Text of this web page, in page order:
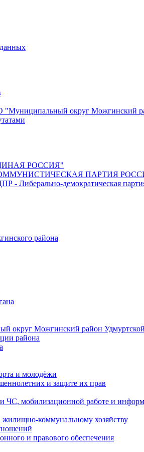
"Муниципальный округ Можгинский
РОССИЯ"
"КОММУНИСТИЧЕСКАЯ ПАРТИЯ
- Либерально-демократическая
района
округ Можгинский район
района
и молодёжи
и защите их прав
ЧС, мобилизационной работе и
жилищно-коммунальному хозяйству
и правового обеспечения